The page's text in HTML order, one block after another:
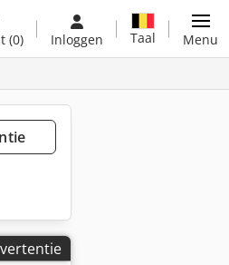
(0) Inloggen Taal Menu